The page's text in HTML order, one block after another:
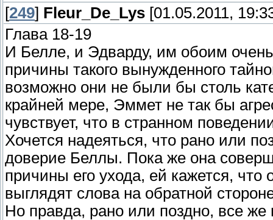
[249] Fleur_De_Lys [01.05.2011,
Глава 18-19
И Белле, и Эдварду, им обоим
причины такого вынужденного
возможно они не были бы столь
крайней мере, Эммет не так бы
чувствует, что в странном
Хочется надеяться, что рано или
доверие Беллы. Пока же она
причины его ухода, ей кажется,
выглядят слова на обратной
Но правда, рано или поздно, все